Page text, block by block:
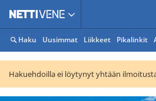
Haku Uusimmat Liikkeet Pikalinkit
Hakuehdoilla ei löytynyt yhtään